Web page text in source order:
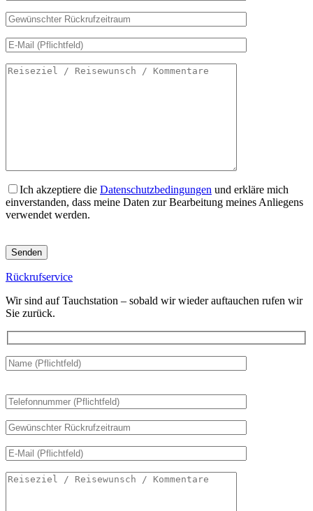
Feld
Ich akzeptiere die Datenschutzbedingungen und erkläre mich
einverstanden, dass meine Daten zur Bearbeitung meines Anliegens
verwendet werden.
lasse
Feld
Rückrufservice
Wir sind auf Tauchstation – sobald wir wieder auftauchen rufen wir
Sie zurück.
lasse
Feld
leer.